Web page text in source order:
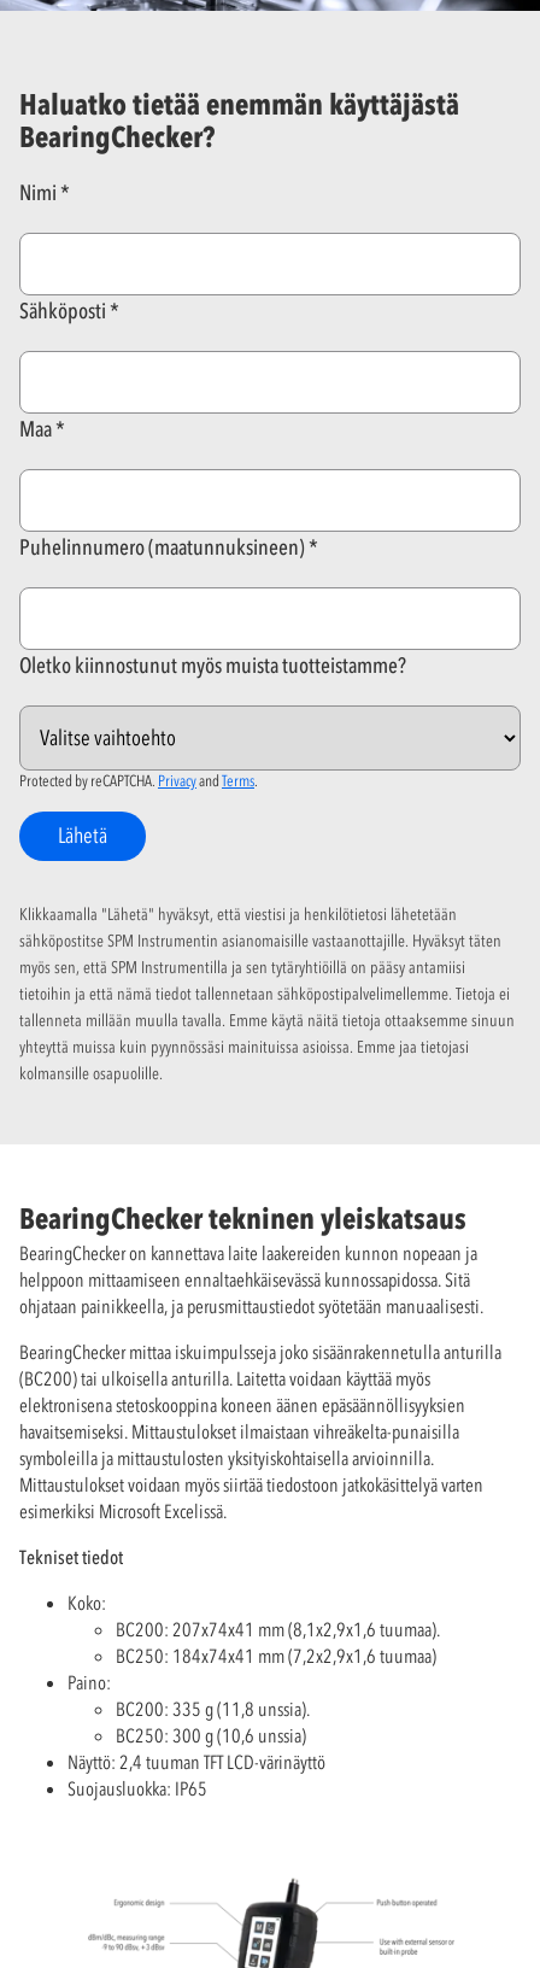
Haluatko tietää enemmän käyttäjästä
BearingChecker?
Nimi
Sähköposti
Maa
Puhelinnumero (maatunnuksineen)
Oletko kiinnostunut myös muista tuotteistamme?
Protected by reCAPTCHA. Privacyand Terms.
Lähetä
Klikkaamalla "Lähetä" hyväksyt, että viestisi ja henkilötietosi lähetetään
sähköpostitse SPM Instrumentin asianomaisille vastaanottajille. Hyväksyt täten
myös sen, että SPM Instrumentilla ja sen tytäryhtiöillä on pääsy antamiisi
tietoihin ja että nämä tiedot tallennetaan sähköpostipalvelimellemme. Tietoja ei
tallenneta millään muulla tavalla. Emme käytä näitä tietoja ottaaksemme sinuun
yhteyttä muissa kuin pyynnössäsi mainituissa asioissa. Emme jaa tietojasi
kolmansille osapuolille.
BearingChecker tekninen yleiskatsaus
BearingChecker on kannettava laite laakereiden kunnon nopeaan ja
helppoon mittaamiseen ennaltaehkäisevässä kunnossapidossa. Sitä
ohjataan painikkeella, ja perusmittaustiedot syötetään manuaalisesti.
BearingChecker mittaa iskuimpulsseja joko sisäänrakennetulla anturilla
(BC200) tai ulkoisella anturilla. Laitetta voidaan käyttää myös
elektronisena stetoskooppina koneen äänen epäsäännöllisyyksien
havaitsemiseksi. Mittaustulokset ilmaistaan vihreäkelta-punaisilla
symboleilla ja mittaustulosten yksityiskohtaisella arvioinnilla.
Mittaustulokset voidaan myös siirtää tiedostoon jatkokäsittelyä varten
esimerkiksi Microsoft Excelissä.
Tekniset tiedot
Koko:
BC200: 207x74x41 mm (8,1x2,9x1,6 tuumaa).
BC250: 184x74x41 mm (7,2x2,9x1,6 tuumaa)
Paino:
BC200: 335 g (11,8 unssia).
BC250: 300 g (10,6 unssia)
Näyttö: 2,4 tuuman TFT LCD-värinäyttö
Suojausluokka: IP65